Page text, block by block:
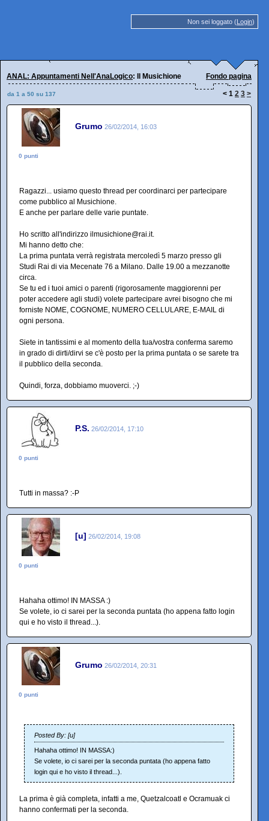
Non sei loggato (Login)
ANAL: Appuntamenti Nell'AnaLogico: Il Musichione Fondo pagina
da 1 a 50 su 137 < 1 2 3 >
Grumo 26/02/2014, 16:03
0 punti
Ragazzi... usiamo questo thread per coordinarci per partecipare
come pubblico al Musichione.
E anche per parlare delle varie puntate.
Ho scritto all'indirizzo ilmusichione@rai.it.
Mi hanno detto che:
La prima puntata verrà registrata mercoledì 5 marzo presso gli
Studi Rai di via Mecenate 76 a Milano. Dalle 19.00 a mezzanotte
circa.
Se tu ed i tuoi amici o parenti (rigorosamente maggiorenni per
poter accedere agli studi) volete partecipare avrei bisogno che mi
forniste NOME, COGNOME, NUMERO CELLULARE, E-MAIL di
ogni persona.
Siete in tantissimi e al momento della tua/vostra conferma saremo
in grado di dirti/dirvi se c'è posto per la prima puntata o se sarete tra
il pubblico della seconda.
Quindi, forza, dobbiamo muoverci. ;-)
P.S. 26/02/2014, 17:10
0 punti
Tutti in massa? :-P
[u] 26/02/2014, 19:08
0 punti
Hahaha ottimo! IN MASSA :)
Se volete, io ci sarei per la seconda puntata (ho appena fatto login
qui e ho visto il thread...).
Grumo 26/02/2014, 20:31
0 punti
Posted By: [u]
Hahaha ottimo! IN MASSA:)
Se volete, io ci sarei per la seconda puntata (ho appena fatto
login qui e ho visto il thread...).
La prima è già completa, infatti a me, Quetzalcoatl e Ocramuak ci
hanno confermati per la seconda.